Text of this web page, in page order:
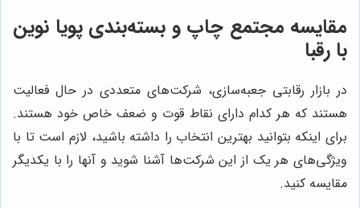
مقایسه مجتمع چاپ و بسته‌بندی پویا نوین
با رقبا
در بازار رقابتی جعبه‌سازی، شرکت‌های متعددی در حال فعالیت
هستند که هر کدام دارای نقاط قوت و ضعف خاص خود هستند.
برای اینکه بتوانید بهترین انتخاب را داشته باشید، لازم است تا با
ویژگی‌های هر یک از این شرکت‌ها آشنا شوید و آنها را با یکدیگر
مقایسه کنید.